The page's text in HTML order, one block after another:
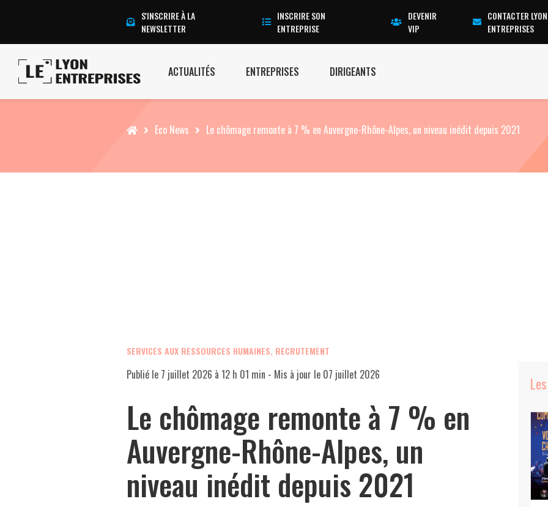
S'INSCRIRE À LA
NEWSLETTER
INSCRIRE SON
ENTREPRISE
DEVENIR
VIP
CONTACTER LYON
ENTREPRISES
ACTUALITÉS ENTREPRISES DIRIGEANTS
Accueil Eco News Le chômage remonte à 7 % en Auvergne-Rhône-Alpes, un niveau inédit depuis 2021
SERVICES AUX RESSOURCES HUMAINES, RECRUTEMENT
Publié le 7 juillet 2026 à 12 h 01 min - Mis à jour le 07 juillet 2026
Le chômage remonte à 7 % en
Auvergne-Rhône-Alpes, un
niveau inédit depuis 2021